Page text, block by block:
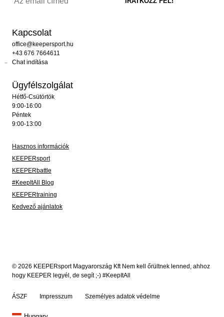
Kapcsolat
office@keepersport.hu
+43 676 7664611
Chat indítása
Ügyfélszolgálat
Hétfő-Csütörtök
9:00-16:00
Péntek
9:00-13:00
Hasznos információk
KEEPERsport
KEEPERbattle
#KeepItAll Blog
KEEPERtraining
Kedvező ajánlatok
© 2026 KEEPERsport Magyarország Kft Nem kell őrültnek lenned, ahhoz
hogy KEEPER legyél, de segít ;-) #KeepItAll
ÁSZF Impresszum Személyes adatok védelme